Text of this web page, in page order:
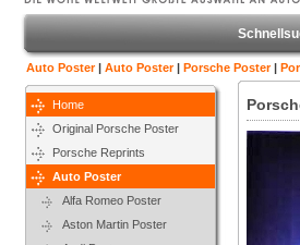
Auto Poster| Auto Poster| Porsche Poster|
Home
Original Porsche Poster
Porsche Reprints
Auto Poster
Alfa Romeo Poster
Aston Martin Poster